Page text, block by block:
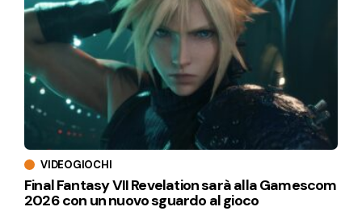
VIDEOGIOCHI
Final Fantasy VII Revelation sarà alla Gamescom
2026 con un nuovo sguardo al gioco